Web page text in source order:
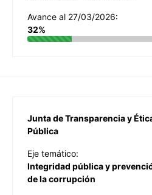
Avance al 27/03/2026:
32%
Junta de Transparencia y
Pública
Eje temático:
Integridad pública y
de la corrupción